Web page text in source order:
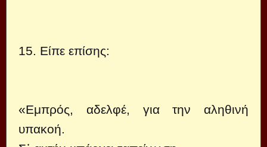
15. Είπε επίσης:
«Εμπρός, αδελφέ, για την αληθινή
υπακοή.